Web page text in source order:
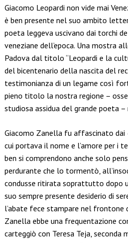
Giacomo Leopardi non vide mai
è ben presente nel suo ambito
poeta leggeva uscivano dai torchi
veneziane dell’epoca. Una mostra
Padova dal titolo “Leopardi e la
del bicentenario della nascita del
testimonianza di un legame così
pieno titolo la nostra regione –
studiosa assidua del grande poeta –
Giacomo Zanella fu affascinato dai
cui portava il nome e l’amore per i
ben si comprendono anche solo
perdurante che lo tormentò,
condusse ritirata soprattutto dopo
suo sempre presente desiderio di
l’abate fece stampare nel frontone
Zanella ebbe una frequentazione
carteggiò con Teresa Teja, seconda